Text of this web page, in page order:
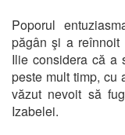
Poporul
păgân şi a reînnoit
Ilie considera că a
peste mult timp, cu
văzut nevoit să
Izabelei.